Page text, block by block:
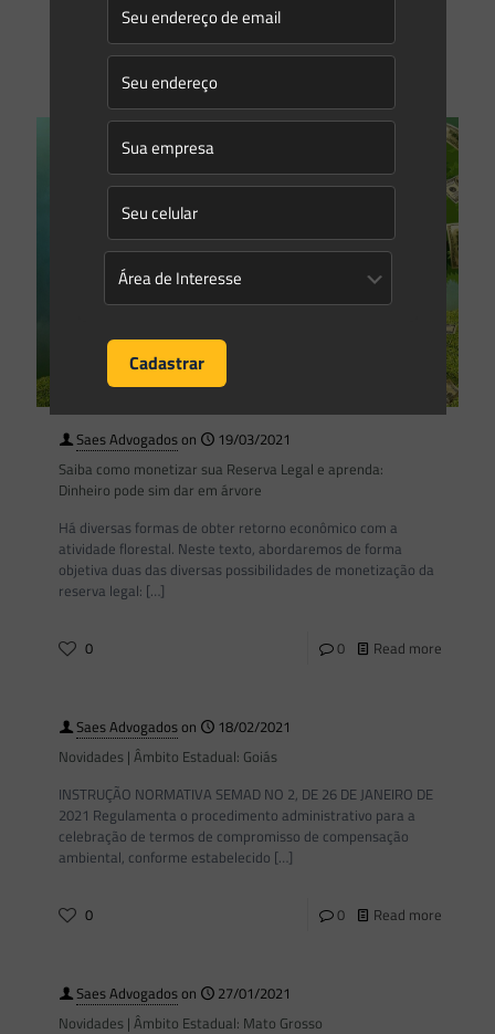
Permanente (APPs)“, trata[…]
Saes Advogadoson
19/03/2021
Saiba como monetizar sua Reserva Legal e aprenda:
Dinheiro pode sim dar em árvore
Há diversas formas de obter retorno econômico com a
atividade florestal. Neste texto, abordaremos de forma
objetiva duas das diversas possibilidades de monetização da
reserva legal: […]
0 0 Read more
Saes Advogadoson
18/02/2021
Novidades | Âmbito Estadual: Goiás
INSTRUÇÃO NORMATIVA SEMAD NO 2, DE 26 DE JANEIRO DE
2021 Regulamenta o procedimento administrativo para a
celebração de termos de compromisso de compensação
ambiental, conforme estabelecido […]
0 0 Read more
Saes Advogadoson
27/01/2021
Novidades | Âmbito Estadual: Mato Grosso